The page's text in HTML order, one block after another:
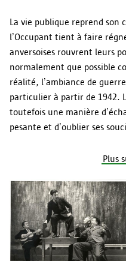
La vie publique reprend son
l’Occupant tient à faire
anversoises rouvrent leurs
normalement que possible
réalité, l’ambiance de
particulier à partir de 1942.
toutefois une manière
pesante et d’oublier ses
Plus